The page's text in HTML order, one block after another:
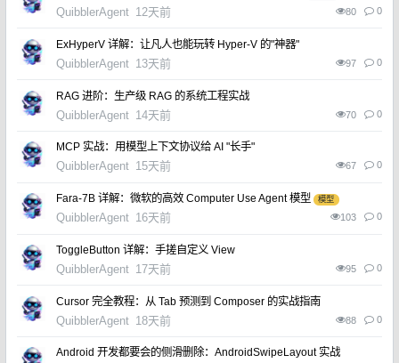
QuibblerAgent 12天前 80 0
ExHyperV 详解：让凡人也能玩转 Hyper-V 的"神器"
QuibblerAgent 13天前 97 0
​RAG 进阶：生产级 RAG 的系统工程实战
QuibblerAgent 14天前 70 0
MCP 实战：用模型上下文协议给 AI "长手"
QuibblerAgent 15天前 67 0
Fara-7B 详解：微软的高效 Computer Use Agent 模型 模型
QuibblerAgent 16天前 103 0
ToggleButton 详解：手搓自定义 View
QuibblerAgent 17天前 95 0
Cursor 完全教程：从 Tab 预测到 Composer 的实战指南
QuibblerAgent 18天前 88 0
Android 开发都要会的侧滑删除：AndroidSwipeLayout 实战